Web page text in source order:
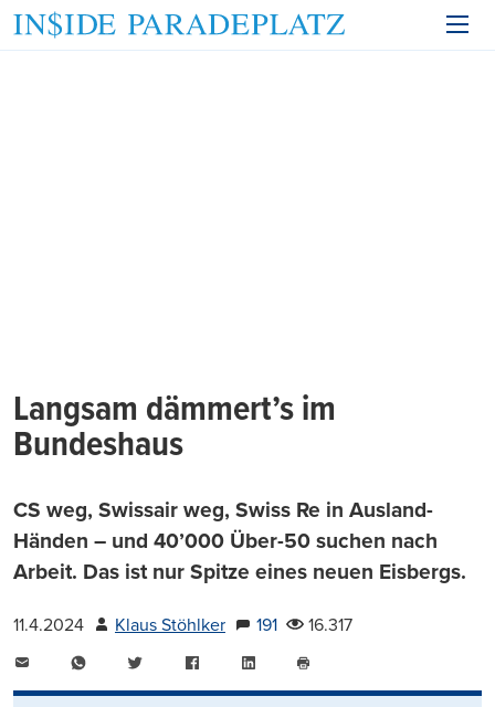
Langsam dämmert’s im
Bundeshaus
CS weg, Swissair weg, Swiss Re in Ausland-
Händen – und 40’000 Über-50 suchen nach
Arbeit. Das ist nur Spitze eines neuen Eisbergs.
11.4.2024 Klaus Stöhlker 191
16.317
WhatsAppTwitter FacebookLinkedIn
drucken